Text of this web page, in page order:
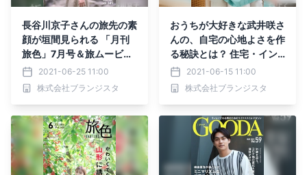
長谷川京子さんの旅先の素
顔が垣間見られる 「月刊
旅色」7月号＆旅ムービー
公開2021-06-25 11:00
株式会社ブランジスタ
おうちが大好きな武井咲さ
んの、自宅の心地よさを作
る秘訣とは？ 住宅・イン
テリア電子雑誌『マドリー
ム』Vol.38公開
2021-06-15 11:00
株式会社ブランジスタ